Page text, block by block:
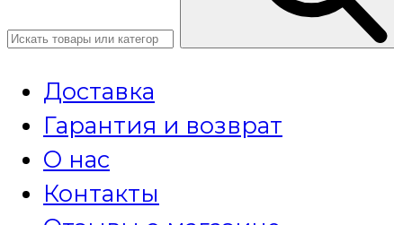
Доставка
Гарантия и возврат
О нас
Контакты